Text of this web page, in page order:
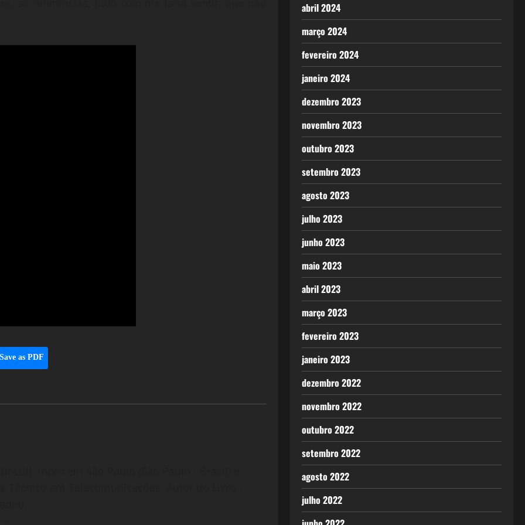
Save as PDF
abril 2024
março 2024
fevereiro 2024
janeiro 2024
dezembro 2023
novembro 2023
outubro 2023
setembro 2023
agosto 2023
julho 2023
junho 2023
maio 2023
abril 2023
março 2023
fevereiro 2023
janeiro 2023
dezembro 2022
novembro 2022
outubro 2022
setembro 2022
agosto 2022
julho 2022